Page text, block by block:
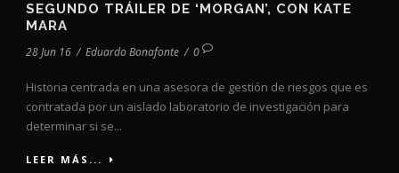
SEGUNDO TRÁILER DE ‘MORGAN’, CON KATE
MARA
28 Jun 16 / Eduardo Bonafonte / 0
Historia centrada en una asesora de gestión de riesgos que es
contratada por un aislado laboratorio de investigación para
determinar si se...
LEER MÁS...